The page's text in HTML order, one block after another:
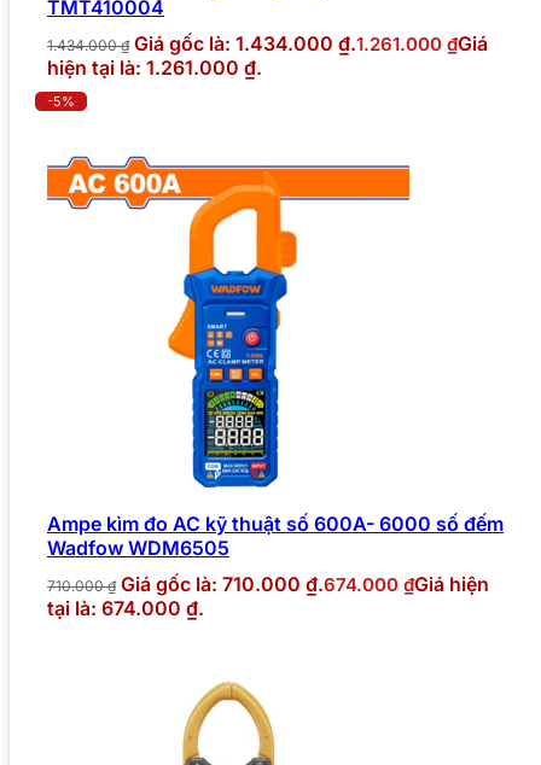
TMT410004
1.434.000₫ Giá gốc là: 1.434.000 ₫.1.261.000 ₫Giá
hiện tại là: 1.261.000 ₫.
-5%
Ampe kìm đo AC kỹ thuật số 600A- 6000 số đếm
Wadfow WDM6505
710.000₫ Giá gốc là: 710.000 ₫.674.000 ₫Giá hiện
tại là: 674.000 ₫.